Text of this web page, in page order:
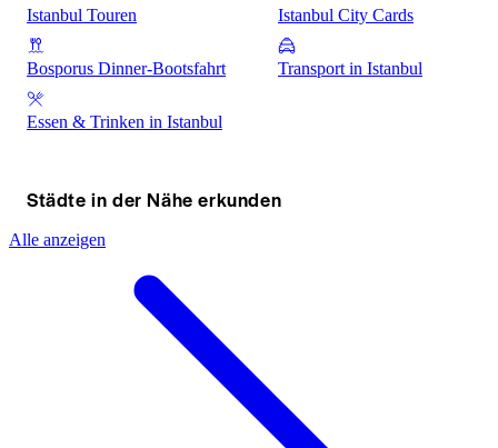
Istanbul Touren Istanbul City Cards
Bosporus Dinner-Bootsfahrt Transport in Istanbul
Essen & Trinken in Istanbul
Städte in der Nähe erkunden
Alle anzeigen